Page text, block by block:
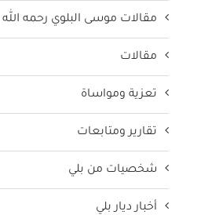
مقالات موسى البلوي رحمه الله
مقالات
تعزية ومواساة
تقارير ومتابعات
شخصيات من بلي
أخبار ديار بلي